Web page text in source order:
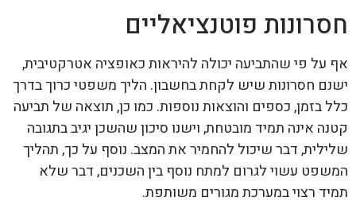
חסרונות פוטנציאליים
אף על פי שהתביעה יכולה להיראות כאופציה אטרקטיבית,
ישנם חסרונות שיש לקחת בחשבון. הליך משפטי כרוך בדרך
כלל בזמן, כספים והוצאות נוספות. כמו כן, תוצאה של תביעה
קטנה אינה תמיד מובטחת, וישנו סיכון שהשכן יגיב בתגובה
שלילית, דבר שיכול להחמיר את המצב. נוסף על כך, תהליך
המשפט עשוי לגרום למתח נוסף בין השכנים, דבר שלא
תמיד רצוי במערכת מגורים משותפת.